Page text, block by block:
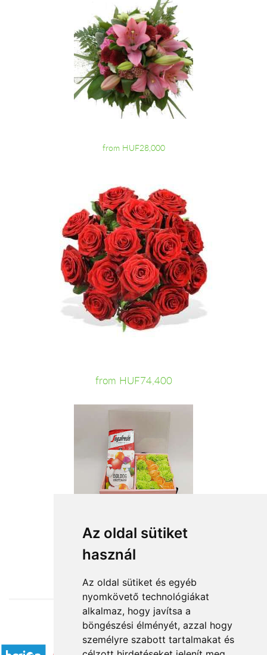
Az oldal sütiket
használ
Az oldal sütiket és egyéb
nyomkövető technológiákat
alkalmaz, hogy javítsa a
böngészési élményét, azzal hogy
személyre szabott tartalmakat és
from HUF28,000
from HUF74,400
from HUF11,520
Accepted payment methods